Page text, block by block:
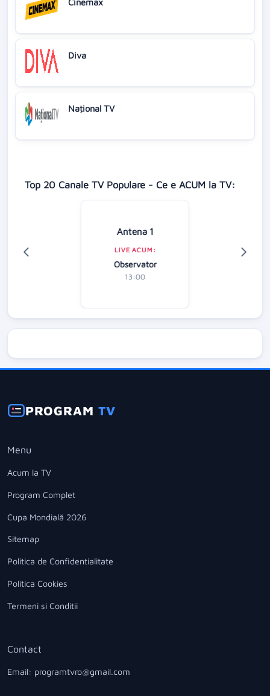
Cinemax
Diva
Naţional TV
Top 20 Canale TV Populare - Ce e ACUM la TV:
Antena 1
LIVE ACUM:
Observator
13:00
PROGRAMTV
Menu
Acum la TV
Program Complet
Cupa Mondială 2026
Sitemap
Politica de Confidentialitate
Politica Cookies
Termeni si Conditii
Contact
Email: programtvro@gmail.com